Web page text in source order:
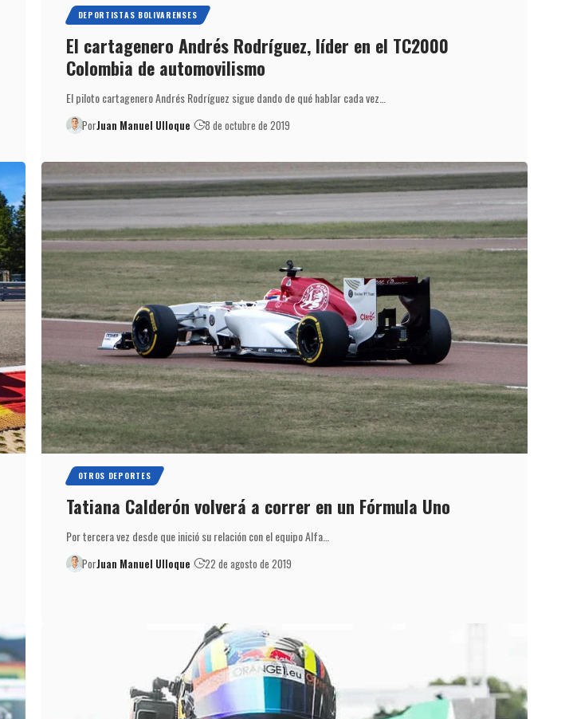
DEPORTISTAS BOLIVARENSES
El cartagenero Andrés Rodríguez, líder en el TC2000
Colombia de automovilismo
El piloto cartagenero Andrés Rodríguez sigue dando de qué hablar cada vez…
PorJuan Manuel Ulloque 8 de octubre de 2019
OTROS DEPORTES
Tatiana Calderón volverá a correr en un Fórmula Uno
Por tercera vez desde que inició su relación con el equipo Alfa…
PorJuan Manuel Ulloque 22 de agosto de 2019